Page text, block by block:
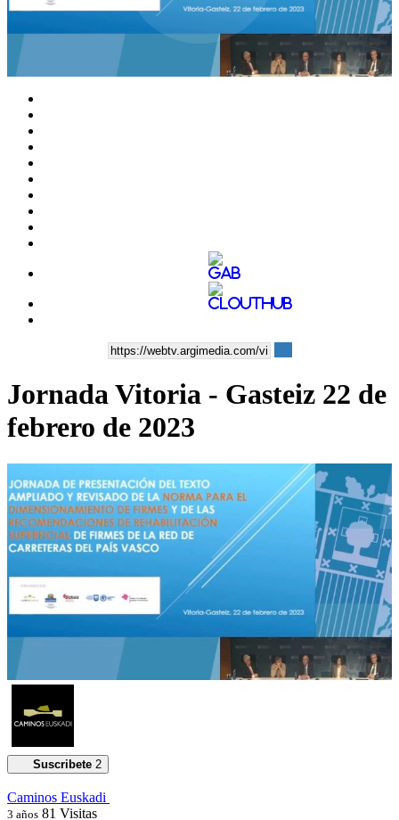
Play
Jornada Vitoria - Gasteiz 22 de
febrero de 2023
Suscribete 2
Caminos Euskadi
3 años 81 Visitas